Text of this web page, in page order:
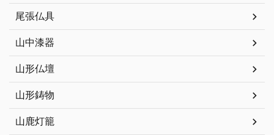
尾張仏具
山中漆器
山形仏壇
山形鋳物
山鹿灯籠